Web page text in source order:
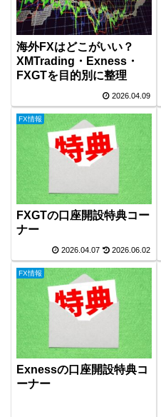
海外FXはどこがいい？
XMTrading・Exness・
FXGTを目的別に整理
2026.04.09
FX情報
FXGTの口座開設特典コー
ナー
2026.04.07 2026.06.02
FX情報
Exnessの口座開設特典コ
ーナー